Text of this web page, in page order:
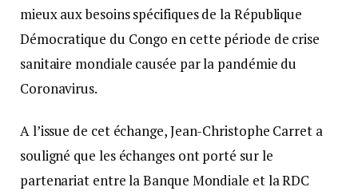
mieux aux besoins spécifiques de la République
Démocratique du Congo en cette période de crise
sanitaire mondiale causée par la pandémie du
Coronavirus.
A l’issue de cet échange, Jean-Christophe Carret a
souligné que les échanges ont porté sur le
partenariat entre la Banque Mondiale et la RDC